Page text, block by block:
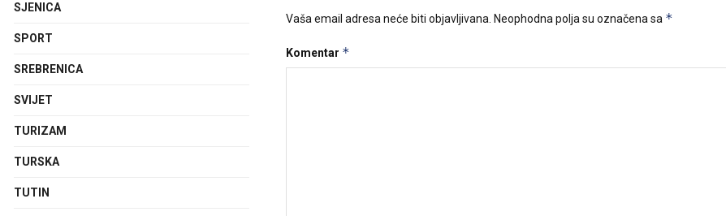
Vaša email adresa neće biti objavljivana. Neophodna polja su označena sa *
Komentar *
SJENICA
SPORT
SREBRENICA
SVIJET
TURIZAM
TURSKA
TUTIN